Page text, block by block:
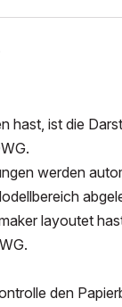
hast, ist die
werden
layoutet
den